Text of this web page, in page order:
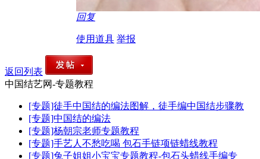
回复
使用道具 举报
返回列表
中国结艺网-专题教程
[专题]徒手中国结的编法图解，徒手编中国结步骤教
[专题]中国结的编法
[专题]杨朝宗老师专题教程
[专题]手艺人不愁吃喝 包石手链项链蜡线教程
[专题]兔子姐姐小宝宝专题教程-包石头蜡线手编专